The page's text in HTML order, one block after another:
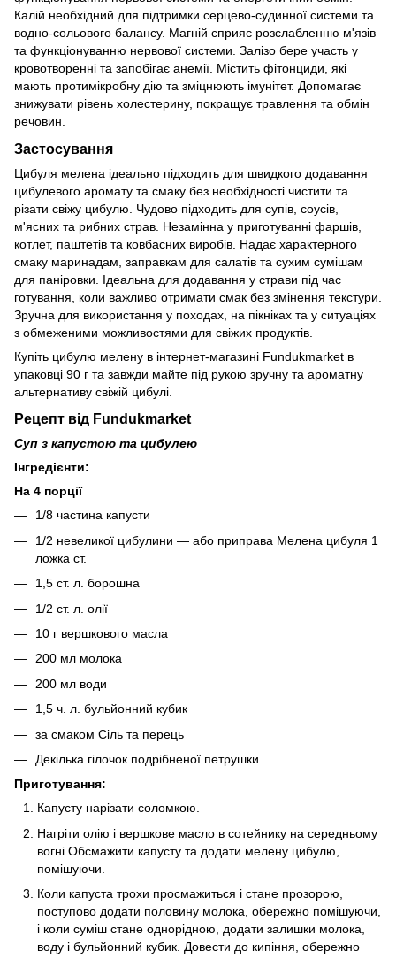
Калій необхідний для підтримки серцево-судинної системи та
водно-сольового балансу. Магній сприяє розслабленню м'язів
та функціонуванню нервової системи. Залізо бере участь у
кровотворенні та запобігає анемії. Містить фітонциди, які
мають протимікробну дію та зміцнюють імунітет. Допомагає
знижувати рівень холестерину, покращує травлення та обмін
речовин.
Застосування
Цибуля мелена ідеально підходить для швидкого додавання
цибулевого аромату та смаку без необхідності чистити та
різати свіжу цибулю. Чудово підходить для супів, соусів,
м'ясних та рибних страв. Незамінна у приготуванні фаршів,
котлет, паштетів та ковбасних виробів. Надає характерного
смаку маринадам, заправкам для салатів та сухим сумішам
для паніровки. Ідеальна для додавання у страви під час
готування, коли важливо отримати смак без змінення текстури.
Зручна для використання у походах, на пікніках та у ситуаціях
з обмеженими можливостями для свіжих продуктів.
Купіть цибулю мелену в інтернет-магазині Fundukmarket в
упаковці 90 г та завжди майте під рукою зручну та ароматну
альтернативу свіжій цибулі.
Рецепт від Fundukmarket
Суп з капустою та цибулею
Інгредієнти:
На 4 порції
1/8 частина капусти
1/2 невеликої цибулини — або приправа Мелена цибуля 1
ложка ст.
1,5 ст. л. борошна
1/2 ст. л. олії
10 г вершкового масла
200 мл молока
200 мл води
1,5 ч. л. бульйонний кубик
за смаком Сіль та перець
Декілька гілочок подрібненої петрушки
Приготування:
Капусту нарізати соломкою.
Нагріти олію і вершкове масло в сотейнику на середньому
вогні.Обсмажити капусту та додати мелену цибулю,
помішуючи.
Коли капуста трохи просмажиться і стане прозорою,
поступово додати половину молока, обережно помішуючи,
і коли суміш стане однорідною, додати залишки молока,
воду і бульйонний кубик. Довести до кипіння, обережно